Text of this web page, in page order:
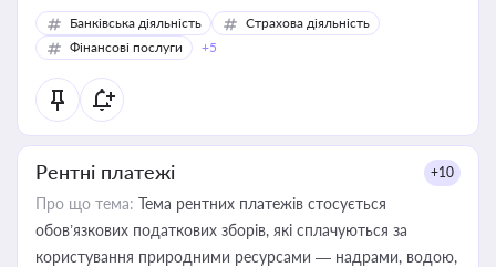
Банківська діяльність
Страхова діяльність
Фінансові послуги
+5
Рентні платежі +10
Про що тема: Тема рентних платежів стосується
обов’язкових податкових зборів, які сплачуються за
користування природними ресурсами — надрами, водою,